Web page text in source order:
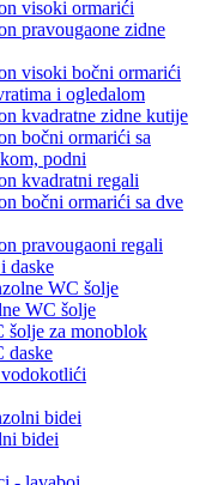
visoki ormarići
pravougaone zidne
visoki bočni ormarići
i ogledalom
kvadratne zidne kutije
bočni ormarići sa
podni
kvadratni regali
bočni ormarići sa dve
pravougaoni regali
daske
WC šolje
WC šolje
šolje za monoblok
daske
bidei
bidei